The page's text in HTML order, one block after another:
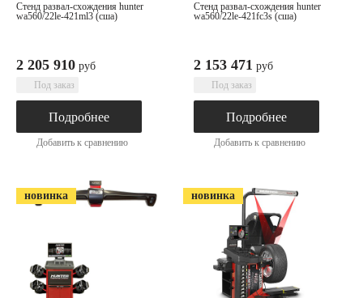
стенд развал-схождения hunter
wa560/22le-421ml3 (сша)
2 205 910 руб
Под заказ
Подробнее
Добавить к сравнению
стенд развал-схождения hunter
wa560/22le-421fc3s (сша)
2 153 471 руб
Под заказ
Подробнее
Добавить к сравнению
новинка новинка